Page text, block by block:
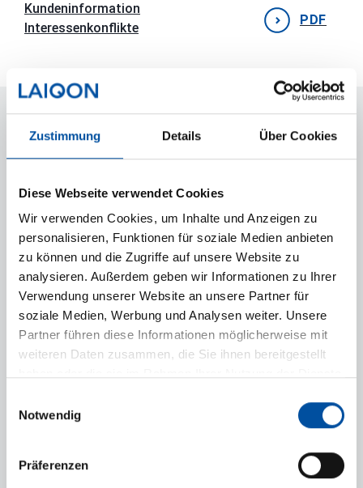
Zustimmung Details Über Cookies
Diese Webseite verwendet Cookies
Wir verwenden Cookies, um Inhalte und Anzeigen zu
personalisieren, Funktionen für soziale Medien anbieten
zu können und die Zugriffe auf unsere Website zu
analysieren. Außerdem geben wir Informationen zu Ihrer
Verwendung unserer Website an unsere Partner für
soziale Medien, Werbung und Analysen weiter. Unsere
Partner führen diese Informationen möglicherweise mit
weiteren Daten zusammen, die Sie ihnen bereitgestellt
Notwendig
Präferenzen
Kundeninformation
Interessenkonflikte
PDF
STANDORTE
Hamburg
An der Alster 42
20099 Hamburg
+49 40 32 56 78 0
München